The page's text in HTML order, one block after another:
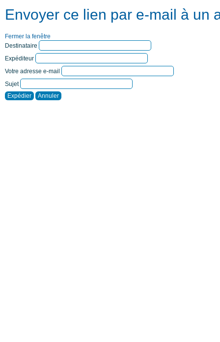
Envoyer ce lien par e-mail à un
Fermer la fenêtre
Destinataire
Expéditeur
Votre adresse e-mail
Sujet
Expédier
Annuler